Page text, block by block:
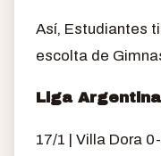
Así, Estudiantes
escolta de
Liga
17/1 | Villa Dora